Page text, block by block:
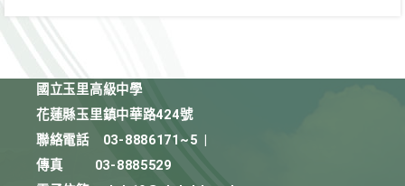
國立玉里高級中學
花蓮縣玉里鎮中華路424號
聯絡電話
03-8886171~5
傳真
03-8885529